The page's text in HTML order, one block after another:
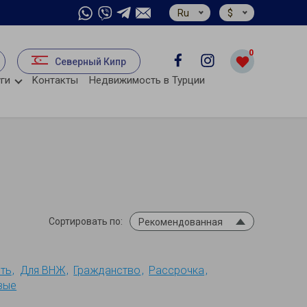
Ru $
Северный Кипр
0
Kонтакты Недвижимость в Турции
Сортировать по: Рекомендованная
Для ВНЖ Гражданство
Рассрочка